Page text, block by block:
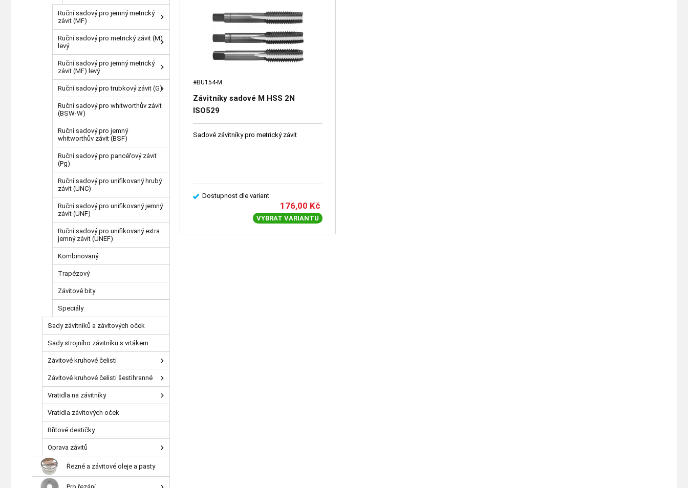
#BU154-M
Závitníky sadové M HSS 2N
ISO529
Sadové závitníky pro metrický závit
Dostupnost dle variant
176,00 Kč
VYBRAT VARIANTU
Ruční sadový pro jemný metrický
závit (MF)
Ruční sadový pro metrický závit (M)
levý
Ruční sadový pro jemný metrický
závit (MF) levý
Ruční sadový pro trubkový závit (G)
Ruční sadový pro whitworthův závit
(BSW-W)
Ruční sadový pro jemný
whitworthův závit (BSF)
Ruční sadový pro pancéřový závit
(Pg)
Ruční sadový pro unifikovaný hrubý
závit (UNC)
Ruční sadový pro unifikovaný jemný
závit (UNF)
Ruční sadový pro unifikovaný extra
jemný závit (UNEF)
Kombinovaný
Trapézový
Závitové bity
Speciály
Sady závitníků a závitových oček
Sady strojního závitníku s vrtákem
Závitové kruhové čelisti
Závitové kruhové čelisti šestihranné
Vratidla na závitníky
Vratidla závitových oček
Břitové destičky
Oprava závitů
Řezné a závitové oleje a pasty